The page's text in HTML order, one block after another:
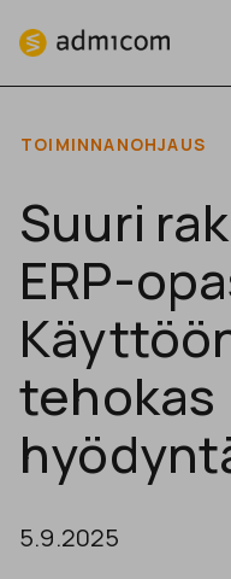
TOIMINNANOHJAUS
Suuri
ERP-
tehokas
5.9.2025